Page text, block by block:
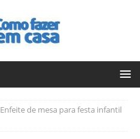
Enfeite de mesa para festa infantil